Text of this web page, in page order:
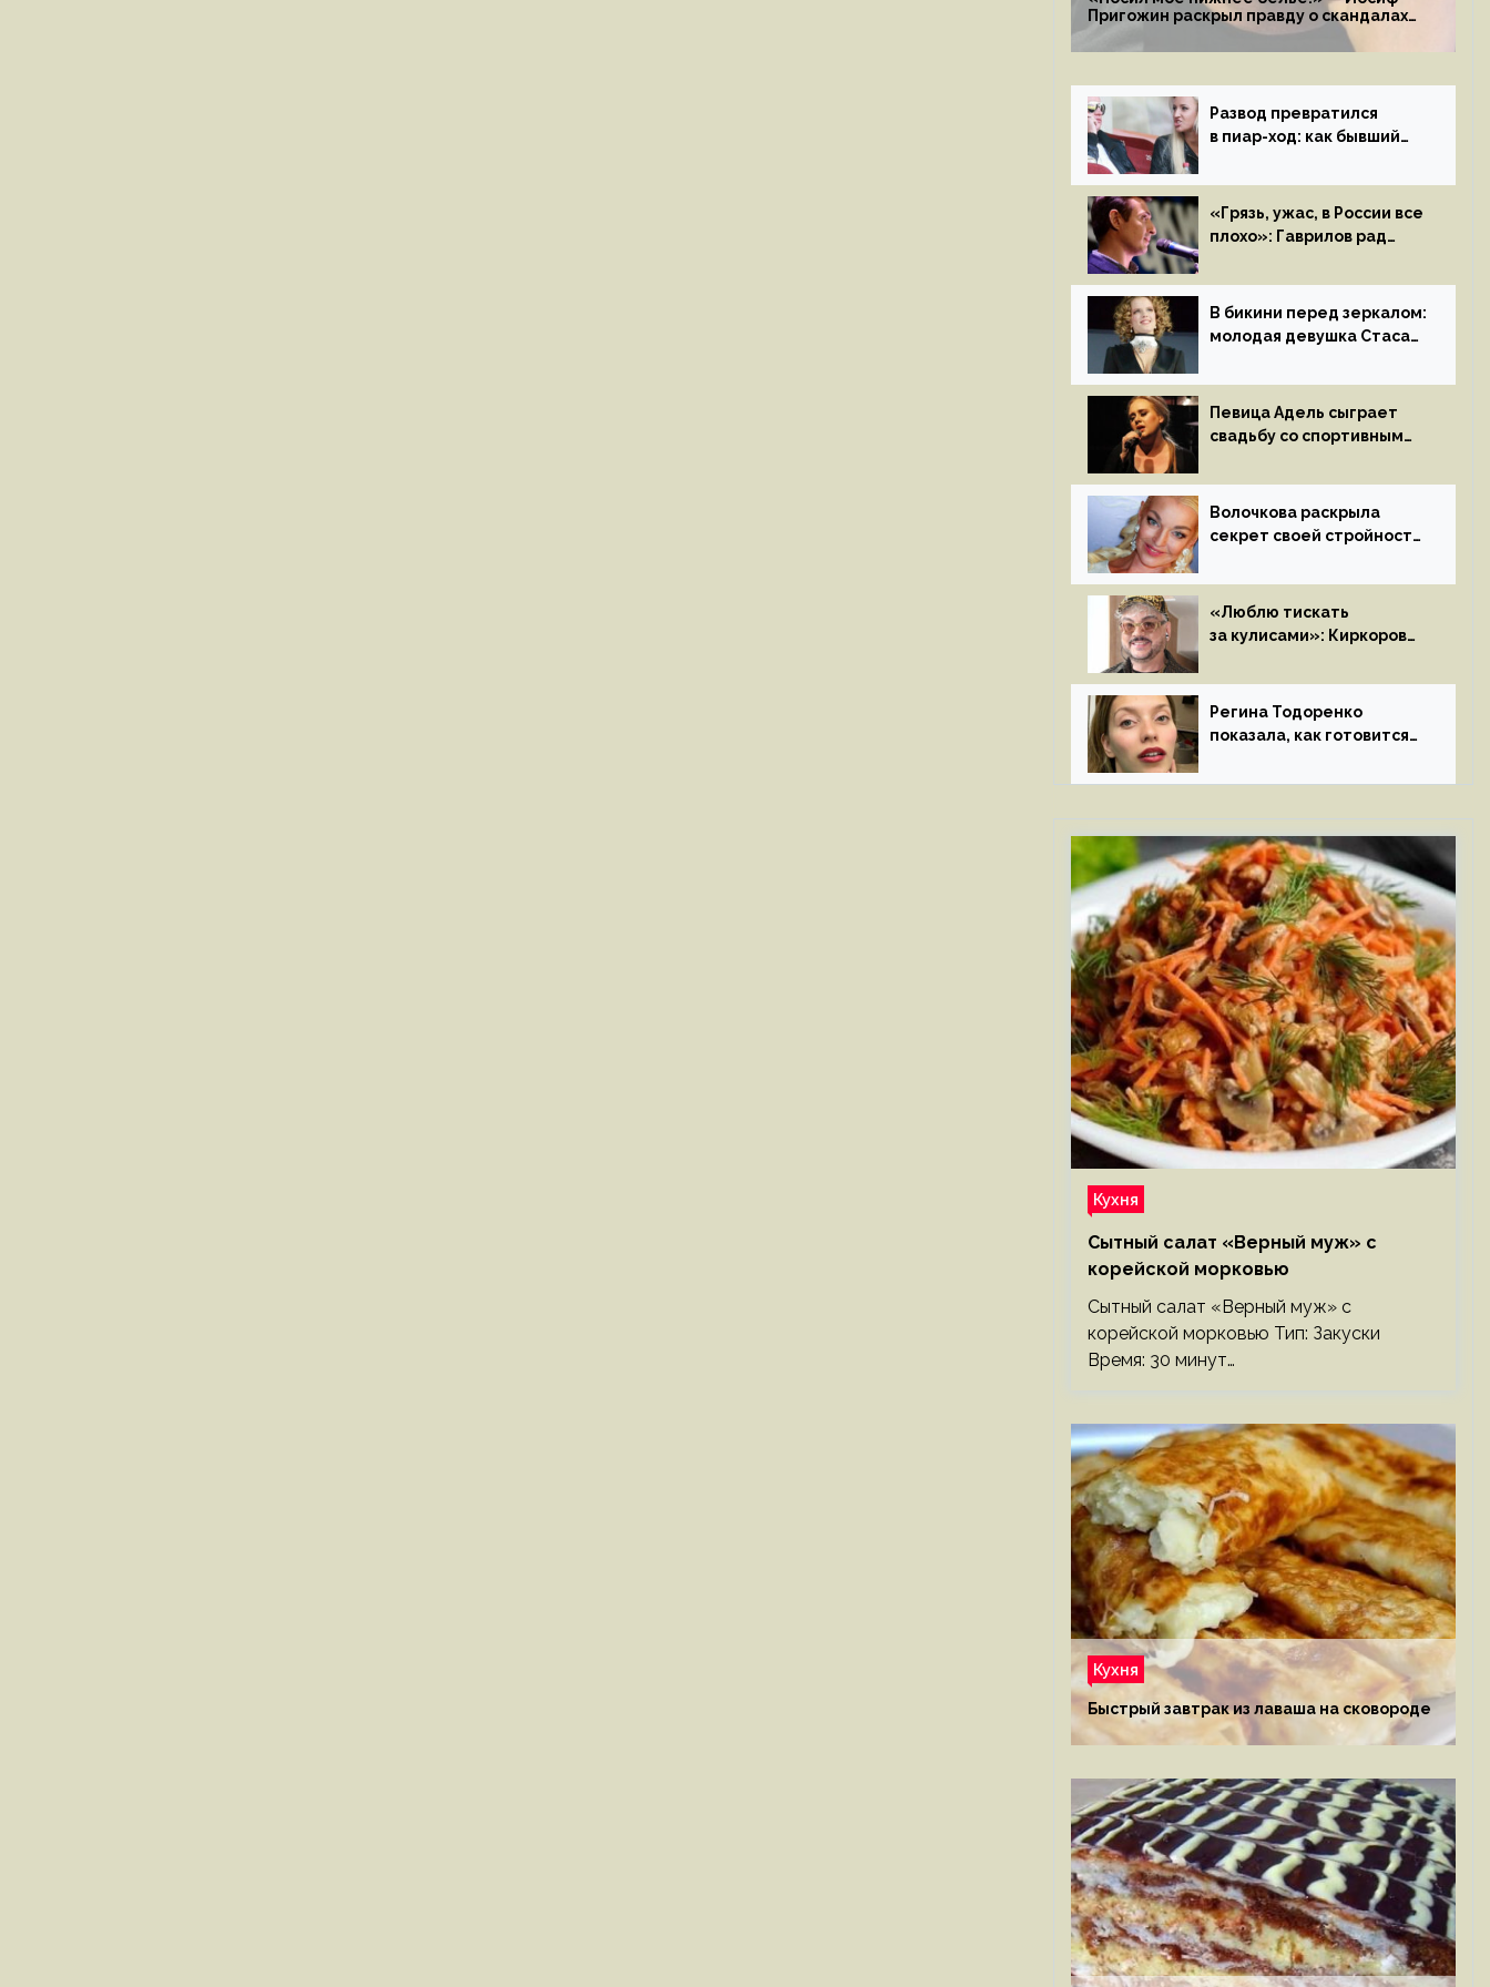
Пригожин раскрыл правду о скандалах
с мужем своей экс-жены
Развод превратился
в пиар-ход: как бывший
популярной
«Грязь, ужас, в России все
плохо»: Гаврилов рад
иноагентов
В бикини перед зеркалом:
молодая девушка Стаса
на камеру
Певица Адель сыграет
свадьбу со спортивным
этим летом
Волочкова раскрыла
секрет своей стройности:
страстные…»
«Люблю тискать
за кулисами»: Киркоров
к молодой особе
Регина Тодоренко
показала, как готовится
ребенка
Кухня
Сытный салат «Верный муж» с
корейской морковью
Сытный салат «Верный муж» с
корейской морковью Тип: Закуски
Время: 30 минут…
Кухня
Быстрый завтрак из лаваша на сковороде